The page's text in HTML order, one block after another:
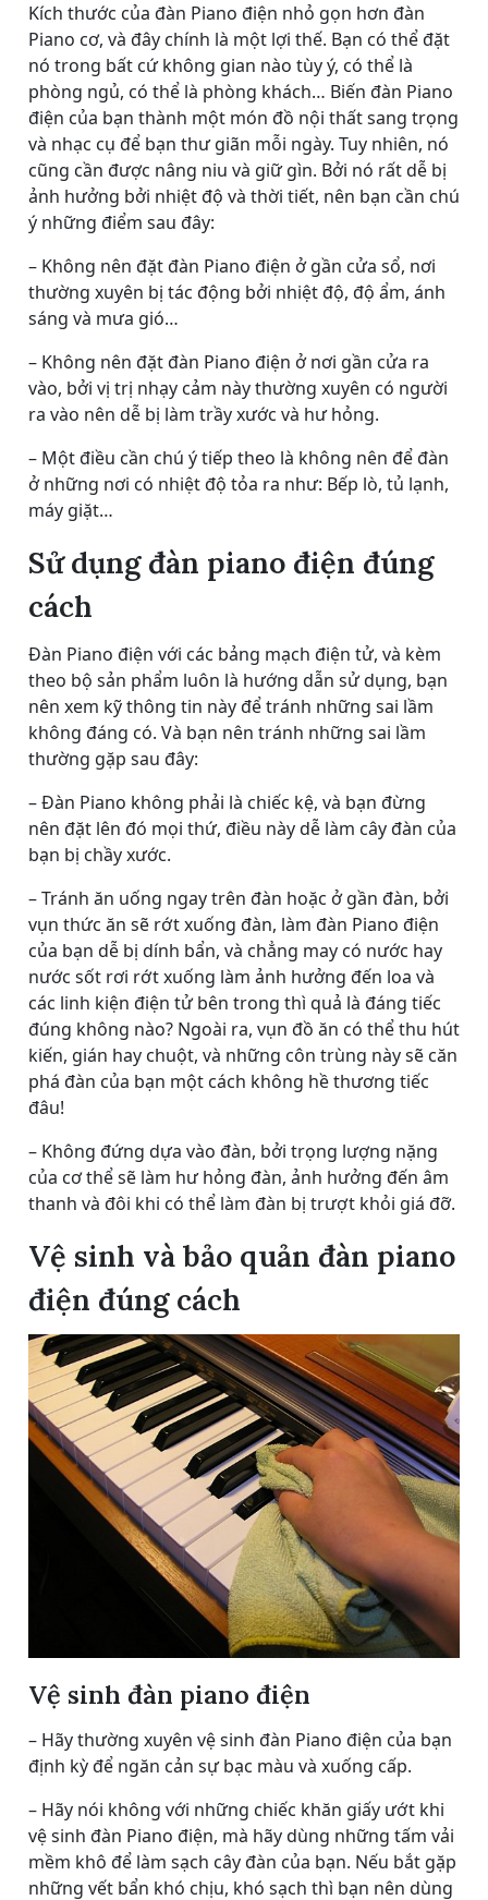
Kích thước của đàn Piano điện nhỏ gọn hơn đàn
Piano cơ, và đây chính là một lợi thế. Bạn có thể đặt
nó trong bất cứ không gian nào tùy ý, có thể là
phòng ngủ, có thể là phòng khách… Biến đàn Piano
điện của bạn thành một món đồ nội thất sang trọng
và nhạc cụ để bạn thư giãn mỗi ngày. Tuy nhiên, nó
cũng cần được nâng niu và giữ gìn. Bởi nó rất dễ bị
ảnh hưởng bởi nhiệt độ và thời tiết, nên bạn cần chú
ý những điểm sau đây:
– Không nên đặt đàn Piano điện ở gần cửa sổ, nơi
thường xuyên bị tác động bởi nhiệt độ, độ ẩm, ánh
sáng và mưa gió…
– Không nên đặt đàn Piano điện ở nơi gần cửa ra
vào, bởi vị trị nhạy cảm này thường xuyên có người
ra vào nên dễ bị làm trầy xước và hư hỏng.
– Một điều cần chú ý tiếp theo là không nên để đàn
ở những nơi có nhiệt độ tỏa ra như: Bếp lò, tủ lạnh,
máy giặt…
Sử dụng đàn piano điện đúng
cách
Đàn Piano điện với các bảng mạch điện tử, và kèm
theo bộ sản phẩm luôn là hướng dẫn sử dụng, bạn
nên xem kỹ thông tin này để tránh những sai lầm
không đáng có. Và bạn nên tránh những sai lầm
thường gặp sau đây:
– Đàn Piano không phải là chiếc kệ, và bạn đừng
nên đặt lên đó mọi thứ, điều này dễ làm cây đàn của
bạn bị chầy xước.
– Tránh ăn uống ngay trên đàn hoặc ở gần đàn, bởi
vụn thức ăn sẽ rớt xuống đàn, làm đàn Piano điện
của bạn dễ bị dính bẩn, và chẳng may có nước hay
nước sốt rơi rớt xuống làm ảnh hưởng đến loa và
các linh kiện điện tử bên trong thì quả là đáng tiếc
đúng không nào? Ngoài ra, vụn đồ ăn có thể thu hút
kiến, gián hay chuột, và những côn trùng này sẽ căn
phá đàn của bạn một cách không hề thương tiếc
đâu!
– Không đứng dựa vào đàn, bởi trọng lượng nặng
của cơ thể sẽ làm hư hỏng đàn, ảnh hưởng đến âm
thanh và đôi khi có thể làm đàn bị trượt khỏi giá đỡ.
Vệ sinh và bảo quản đàn piano
điện đúng cách
Vệ sinh đàn piano điện
– Hãy thường xuyên vệ sinh đàn Piano điện của bạn
định kỳ để ngăn cản sự bạc màu và xuống cấp.
– Hãy nói không với những chiếc khăn giấy ướt khi
vệ sinh đàn Piano điện, mà hãy dùng những tấm vải
mềm khô để làm sạch cây đàn của bạn. Nếu bắt gặp
những vết bẩn khó chịu, khó sạch thì bạn nên dùng